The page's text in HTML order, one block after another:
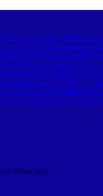
συλλήψεις –
«Δεν αγαπούν
Έντονες αντιδράσεις
«Έπεσε στη φάκα της
(κατηγορία κινδύνου 4) για
προσκύνημα στην Τήνο με
sailing
τον αγαπημένο του τόπο
videos here